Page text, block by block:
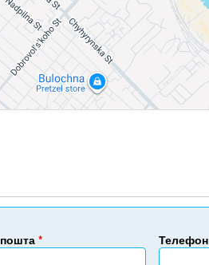
* Телефон
Н